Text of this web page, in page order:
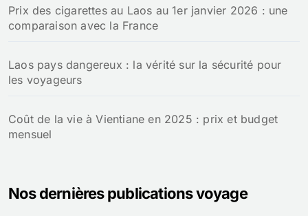
Prix des cigarettes au Laos au 1er janvier 2026 : une
comparaison avec la France
Laos pays dangereux : la vérité sur la sécurité pour
les voyageurs
Coût de la vie à Vientiane en 2025 : prix et budget
mensuel
Nos dernières publications voyage